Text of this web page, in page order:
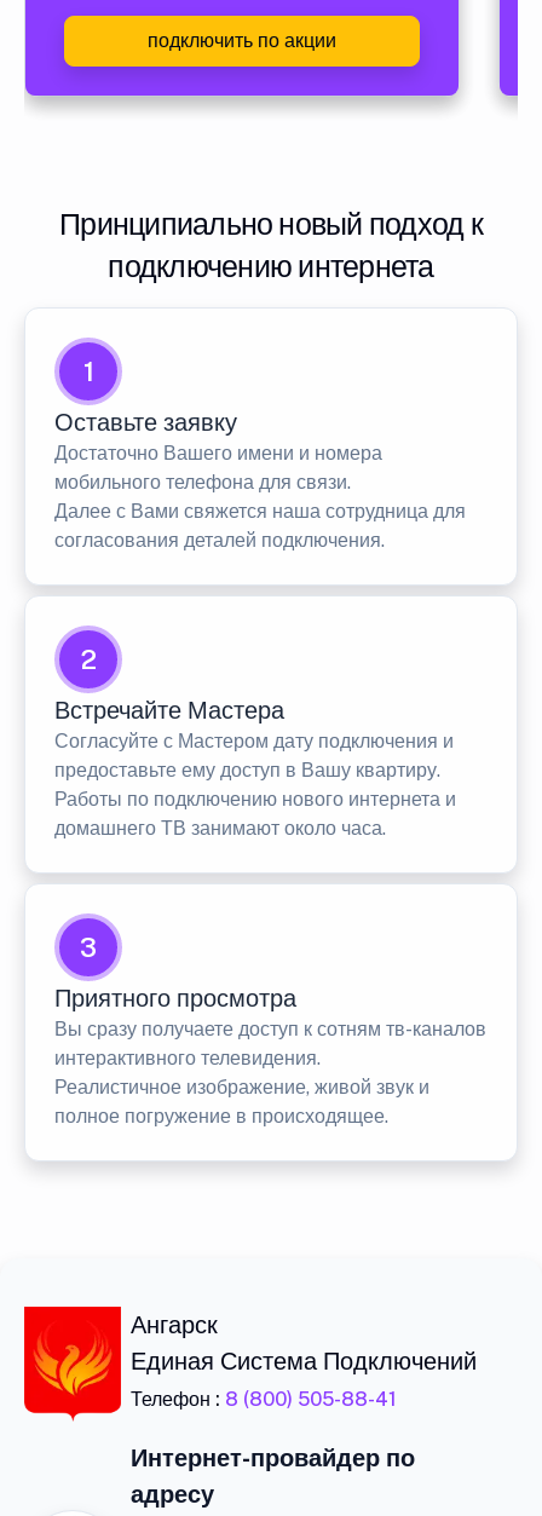
подключить по акции
Принципиально новый подход к
подключению интернета
1
Оставьте заявку
Достаточно Вашего имени и номера
мобильного телефона для связи.
Далее с Вами свяжется наша сотрудница для
согласования деталей подключения.
2
Встречайте Мастера
Согласуйте с Мастером дату подключения и
предоставьте ему доступ в Вашу квартиру.
Работы по подключению нового интернета и
домашнего ТВ занимают около часа.
3
Приятного просмотра
Вы сразу получаете доступ к сотням тв-каналов
интерактивного телевидения.
Реалистичное изображение, живой звук и
полное погружение в происходящее.
Ангарск
Единая Система Подключений
Телефон : 8 (800) 505-88-41
Интернет-провайдер по
адресу